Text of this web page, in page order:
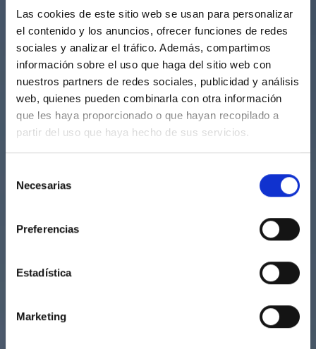
Las cookies de este sitio web se usan para personalizar
el contenido y los anuncios, ofrecer funciones de redes
sociales y analizar el tráfico. Además, compartimos
información sobre el uso que haga del sitio web con
nuestros partners de redes sociales, publicidad y análisis
web, quienes pueden combinarla con otra información
que les haya proporcionado o que hayan recopilado a
partir del uso que haya hecho de sus servicios.
Necesarias
Preferencias
Estadística
Marketing